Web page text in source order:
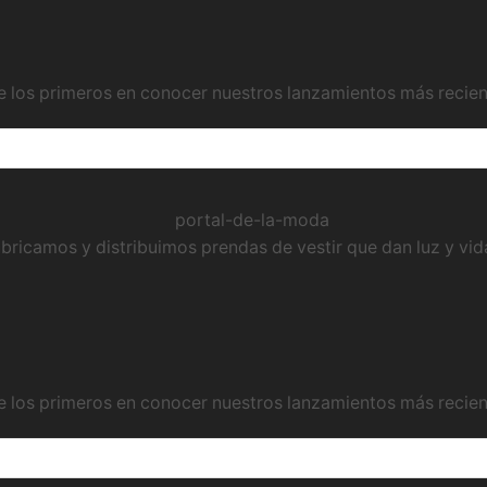
los primeros en conocer nuestros lanzamientos más
y distribuimos prendas de vestir que dan luz y
los primeros en conocer nuestros lanzamientos más